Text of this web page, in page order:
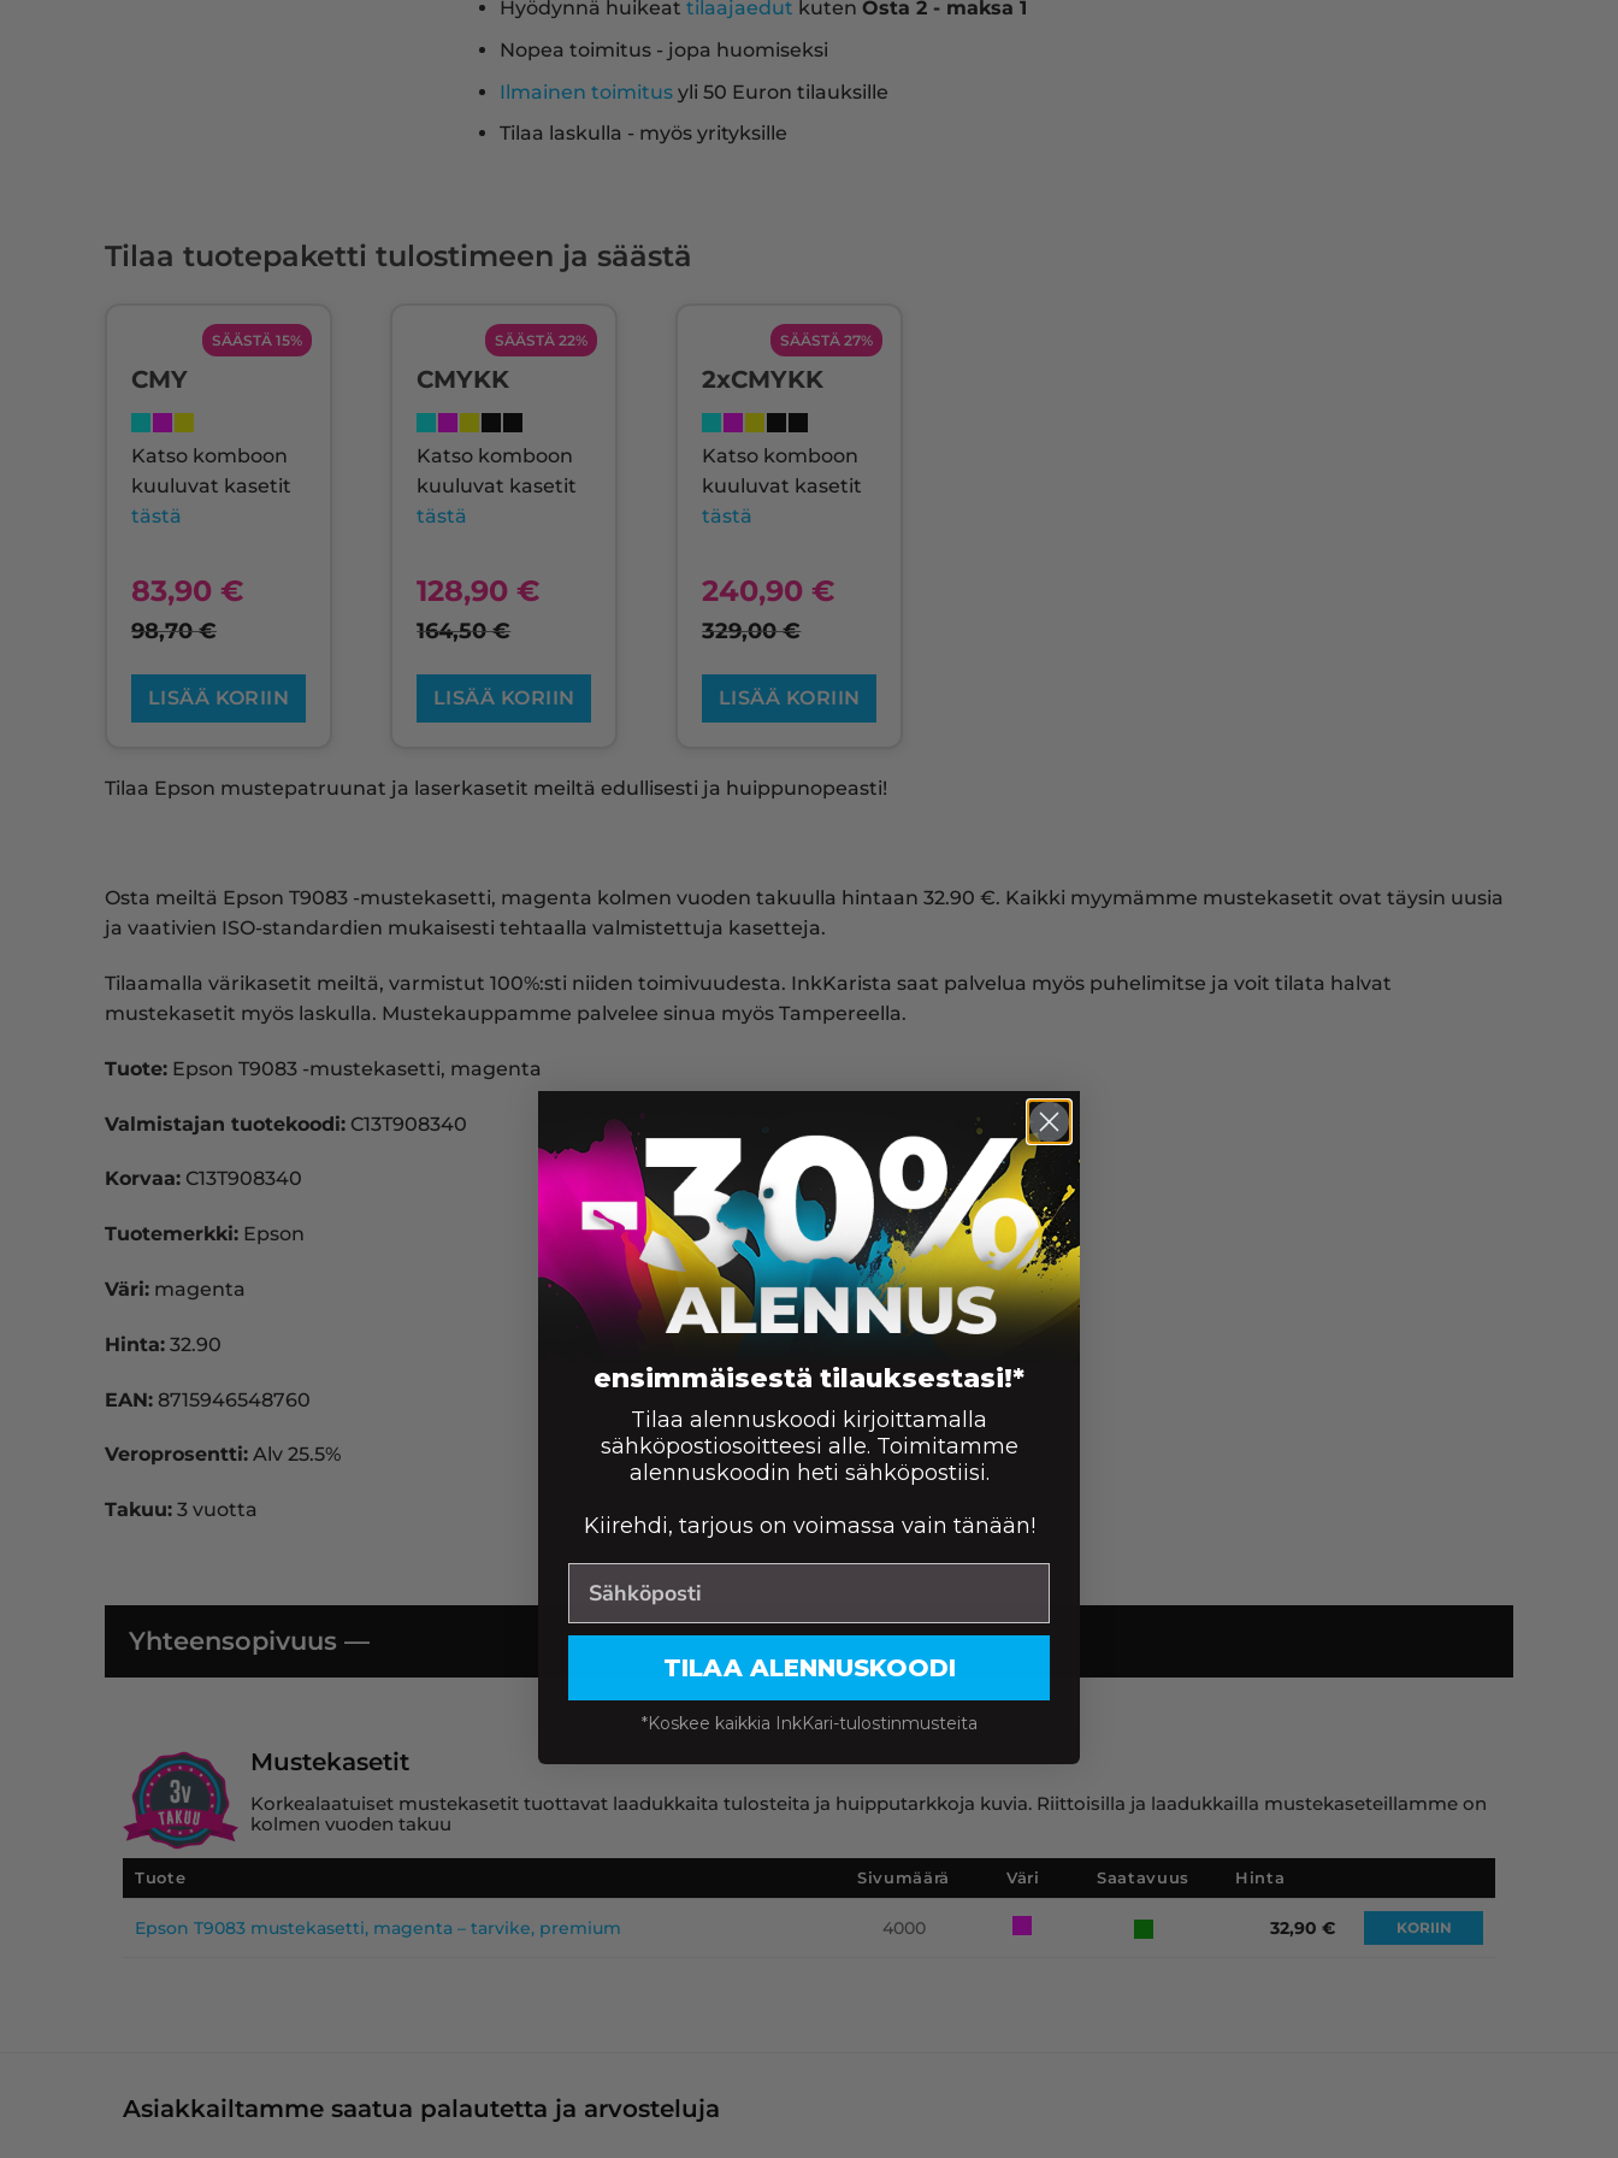
Hyödynnä huikeattilaajaedut kutenOsta 2 - maksa 1
Nopea toimitus - jopa huomiseksi
Ilmainen toimitus yli 50 Euron tilauksille
Tilaa laskulla - myös yrityksille
Tilaa tuotepaketti tulostimeen ja säästä
SÄÄSTÄ 15%
CMY
Katso komboon
kuuluvat kasetit
tästä
83,90 €
98,70€
LISÄÄ KORIIN
SÄÄSTÄ 22%
CMYKK
Katso komboon
kuuluvat kasetit
tästä
128,90€
164,50€
LISÄÄ KORIIN
SÄÄSTÄ 27%
2xCMYKK
Katso komboon
kuuluvat kasetit
tästä
240,90€
329,00€
LISÄÄ KORIIN
Tilaa Epson mustepatruunat ja laserkasetit meiltä edullisesti ja huippunopeasti!
Osta meiltä Epson T9083 -mustekasetti, magenta kolmen vuoden takuulla hintaan 32.90 €. Kaikki myymämme mustekasetit ovat täysin uusia
ja vaativien ISO-standardien mukaisesti tehtaalla valmistettuja kasetteja.
Tilaamalla värikasetit meiltä, varmistut 100%:sti niiden toimivuudesta. InkKarista saat palvelua myös puhelimitse ja voit tilata halvat
mustekasetit myös laskulla. Mustekauppamme palvelee sinua myös Tampereella.
Tuote: Epson T9083 -mustekasetti, magenta
Valmistajan tuotekoodi: C13T908340
Korvaa: C13T908340
Tuotemerkki: Epson
Väri: magenta
Hinta: 32.90
EAN: 8715946548760
Veroprosentti: Alv 25.5%
Takuu: 3 vuotta
Yhteensopivuus —
Mustekasetit
Korkealaatuiset mustekasetit tuottavat laadukkaita tulosteita ja huipputarkkoja kuvia. Riittoisilla ja laadukkailla mustekaseteillamme on
kolmen vuoden takuu
Tuote Sivumäärä Väri Saatavuus Hinta
Epson T9083 mustekasetti, magenta – tarvike, premium 4000 32,90€ KORIIN
Asiakkailtamme saatua palautetta ja arvosteluja
ensimmäisestä tilauksestasi!*
Tilaa alennuskoodi kirjoittamalla
sähköpostiosoitteesi alle. Toimitamme
alennuskoodin heti sähköpostiisi.
Kiirehdi, tarjous on voimassa vain tänään!
TILAA ALENNUSKOODI
*Koskee kaikkia InkKari-tulostinmusteita